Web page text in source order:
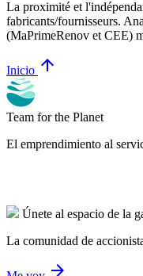
La proximité et
fabricants/fournisseurs.
(MaPrimeRenov et CEE)
Inicio arrow_upward
Team for the Planet
El emprendimiento al
Únete al espacio de la
La comunidad de
arrow_forward